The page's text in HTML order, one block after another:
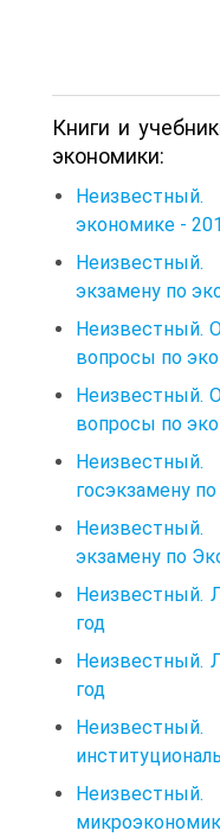
Книги и
экономики:
экономике -
экзамену по
Неизвестный.
вопросы по
Неизвестный.
вопросы по
госэкзамену
экзамену по
Неизвестный.
год
Неизвестный.
год